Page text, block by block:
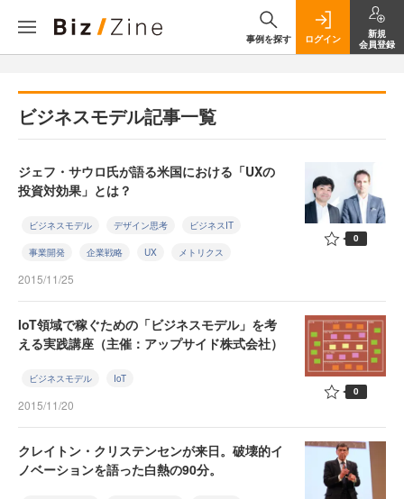
事例を探す ログイン
新規
会員登録
ビジネスモデル記事一覧
ジェフ・サウロ氏が語る米国における「UXの
投資対効果」とは？
ビジネスモデル デザイン思考 ビジネスIT
事業開発 企業戦略 UX メトリクス
2015/11/25
0
IoT領域で稼ぐための「ビジネスモデル」を考
える実践講座（主催：アップサイド株式会社）
ビジネスモデル IoT
2015/11/20
0
クレイトン・クリステンセンが来日。破壊的イ
ノベーションを語った白熱の90分。